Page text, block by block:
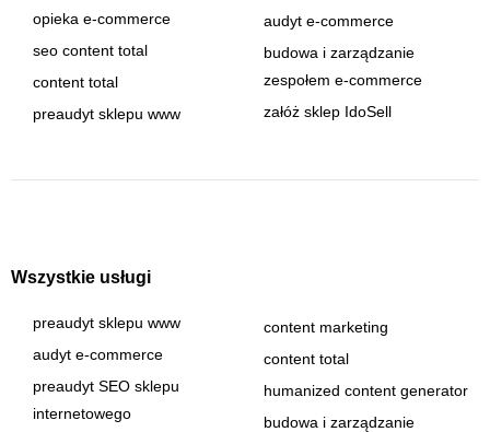
opieka e-commerce
seo content total
content total
preaudyt sklepu www
audyt e-commerce
budowa i zarządzanie
zespołem e-commerce
załóż sklep IdoSell
Wszystkie usługi
preaudyt sklepu www
audyt e-commerce
preaudyt SEO sklepu
internetowego
content marketing
content total
humanized content generator
budowa i zarządzanie